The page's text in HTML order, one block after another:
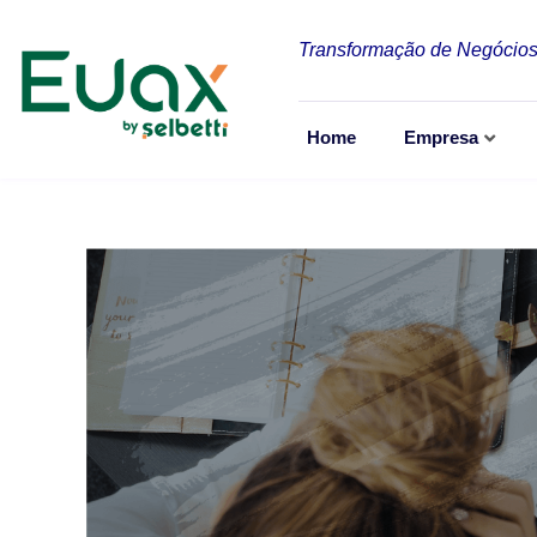
Transformação de
Home Empresa